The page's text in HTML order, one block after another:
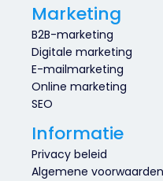
Marketing
B2B-marketing
Digitale marketing
E-mailmarketing
Online marketing
SEO
Informatie
Privacy beleid
Algemene voorwaarden